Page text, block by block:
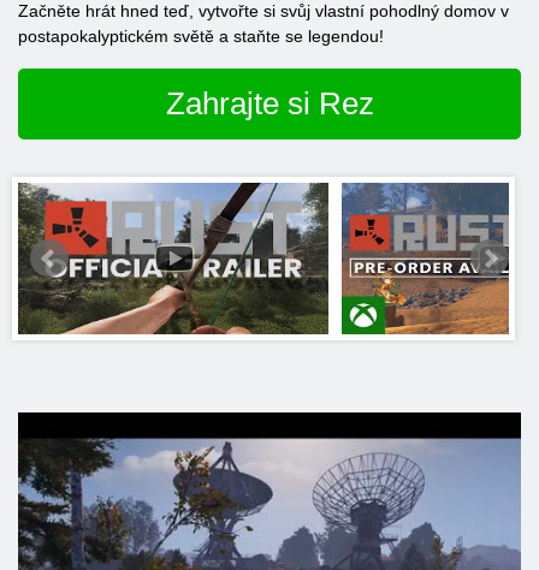
Začněte hrát hned teď, vytvořte si svůj vlastní pohodlný domov v
postapokalyptickém světě a staňte se legendou!
Zahrajte si Rez